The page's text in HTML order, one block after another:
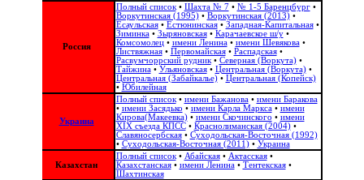
Россия
Полный список• Шахта № 7• № 1-5 Баренцбург•
Воркутинская (1995)• Воркутинская (2013)•
Есаульская• Естюнинская• Западная-Капитальная•
Зиминка• Зыряновская• Карачаевское ш/у•
Комсомолец• имени Ленина• имени Шевякова•
Листвяжная• Первомайская• Распадская•
Расвумчоррский рудник• Северная (Воркута)•
Тайжина• Ульяновская• Центральная (Воркута)•
Центральная (Забайкалье)• Центральная (Копейск)
• Юбилейная
Украина
Полный список• имени Бажанова• имени Баракова
• имени Засядько • имени Карла Маркса• имени
Кирова(Макеевка)• имени Скочинского • имени
ХІХ съезда КПСС• Краснолиманская (2004)•
Славяносербская• Суходольская-Восточная (1992)
• Суходольская-Восточная (2011)• Украина
Казахстан
Полный список• Абайская• Актасская•
Казахстанская• имени Ленина• Тентекская•
Шахтинская